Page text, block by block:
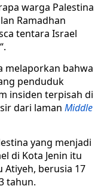
warga Palestina
Ramadhan
tentara Israel
“.
melaporkan bahwa
penduduk
insiden terpisah di
dari laman Middle
yang menjadi
di Kota Jenin itu
Atiyeh, berusia 17
tahun.